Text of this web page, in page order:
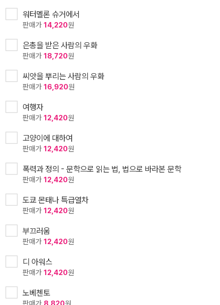
워터멜론 슈거에서
판매가 14,220원
은총을 받은 사람의 우화
판매가 18,720원
씨앗을 뿌리는 사람의 우화
판매가 16,920원
여행자
판매가 12,420원
고양이에 대하여
판매가 12,420원
폭력과 정의 - 문학으로 읽는 법, 법으로 바라본 문학
판매가 12,420원
도쿄 몬태나 특급열차
판매가 12,420원
부끄러움
판매가 12,420원
디 아워스
판매가 12,420원
노베첸토